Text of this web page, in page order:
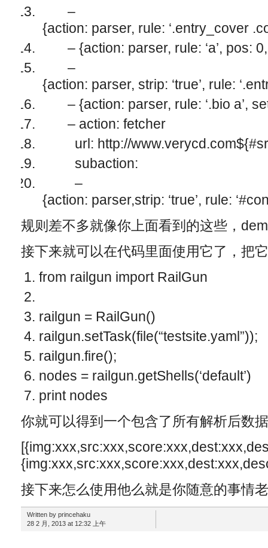
–
{action: parser, rule: ‘.entry_cover
– {action: parser, rule: ‘a’, pos:
–
{action: parser, strip: ‘true’, rule:
– {action: parser, rule: ‘.bio a’,
– action: fetcher
url: http://
subaction:
–
{action: parser,strip: ‘true’, rule:
规则差不多就像你上面看到的这些，
接下来就可以在代码里面使用它了，把
from railgun import RailGun
railgun = RailGun()
railgun.setTask(file(“testsite.yaml”));
railgun.fire();
nodes =railgun.getShells(‘default’)
printnodes
你就可以得到一个包含了所有解析后数
接下来怎么使用他么就是你随意的事情
Written by princehaku
28 2 月, 2013 at 12:32 上午